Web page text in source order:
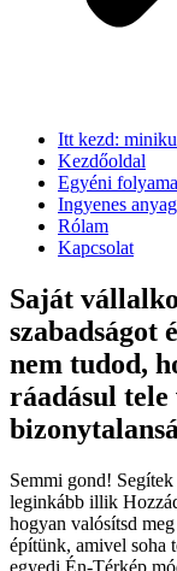
Itt kezd:
Kezdőoldal
Egyéni
Ingyenes anyag
Rólam
Kapcsolat
Saját
szabadságot
nem tudod,
ráadásul tele
Semmi gond!
leginkább illik
hogyan valósítsd
építünk, amivel soha
egyedi Én-Térkép